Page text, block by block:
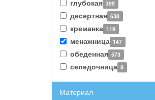
глубокая 399
десертная 638
креманка 119
менажница 147
обеденная 573
селедочница 8
Материал